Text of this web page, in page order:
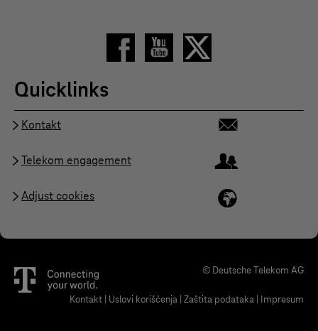
Quicklinks
Kontakt
Telekom engagement
Adjust cookies
© Deutsche Telekom AG
Kontakt Uslovi korišćenja Zaštita podataka Impresum